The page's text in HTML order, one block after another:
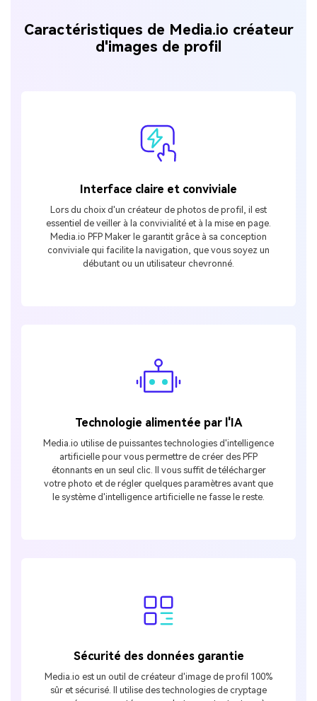
Caractéristiques de Media.io créateur
d'images de profil
Interface claire et conviviale
Lors du choix d'un créateur de photos de profil, il est
essentiel de veiller à la convivialité et à la mise en page.
Media.io PFP Maker le garantit grâce à sa conception
conviviale qui facilite la navigation, que vous soyez un
débutant ou un utilisateur chevronné.
Technologie alimentée par l'IA
Media.io utilise de puissantes technologies d'intelligence
artificielle pour vous permettre de créer des PFP
étonnants en un seul clic. Il vous suffit de télécharger
votre photo et de régler quelques paramètres avant que
le système d'intelligence artificielle ne fasse le reste.
Sécurité des données garantie
Media.io est un outil de créateur d'image de profil 100%
sûr et sécurisé. Il utilise des technologies de cryptage